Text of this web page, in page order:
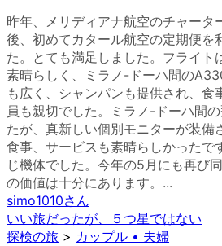
昨年、メリディアナ航空のチャータ
後、初めてカタール航空の定期便を
た。とても満足しました。フライト
素晴らしく、ミラノ-ドーハ間の
も広く、シャンパンも提供され、食
員も親切でした。ミラノ-ドーハ間
たが、真新しい個別モニターが装備
食事、サービスも素晴らしかったで
じ機体でした。今年の5月にも再び
の価値は十分にあります。...
simo1010さん
いい旅だったが、５つ星ではない
探検の旅 > カップル • 夫婦